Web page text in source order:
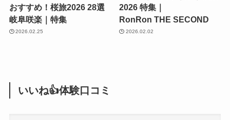
おすすめ！桜旅2026 28選
岐阜咲楽｜特集
2026.02.25
2026 特集｜
RonRon THE SECOND
2026.02.02
いいね👍体験口コミ